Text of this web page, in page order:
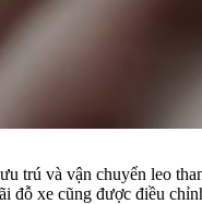
trú và vận chuyển leo
đỗ xe cũng được điều